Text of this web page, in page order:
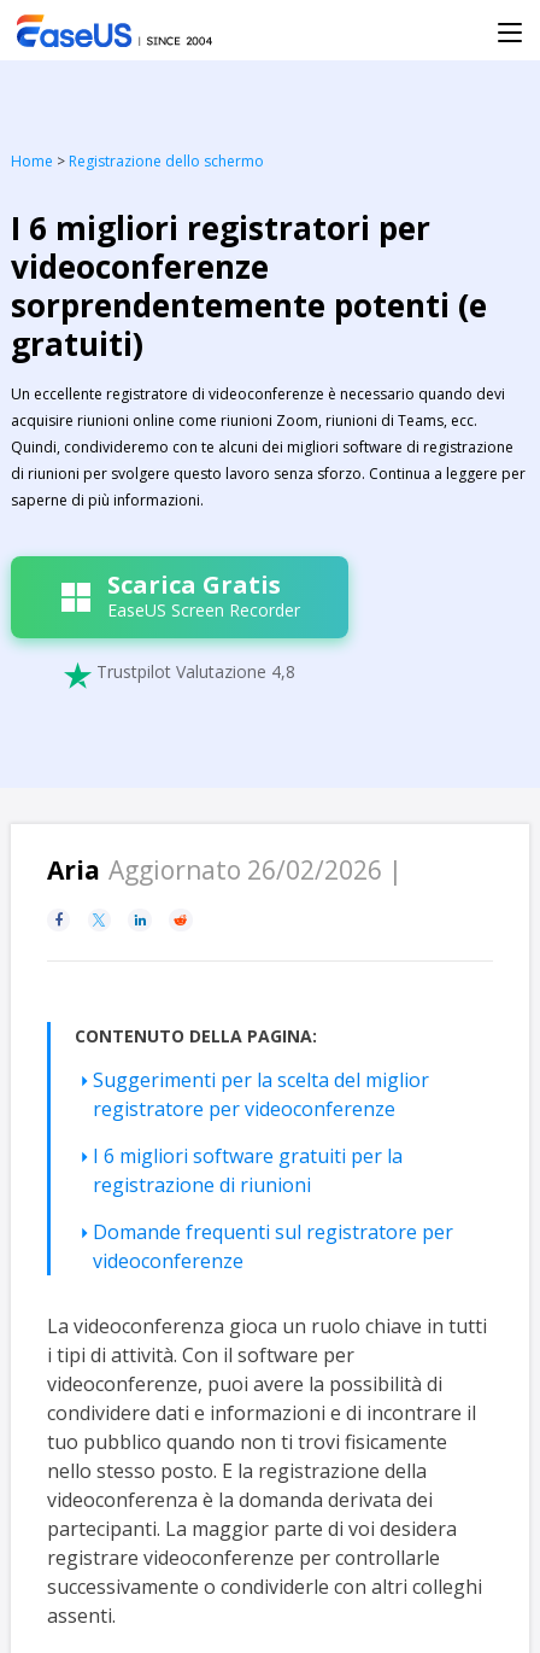
Home > Registrazione dello schermo
I 6 migliori registratori per
videoconferenze
sorprendentemente potenti (e
gratuiti)
Un eccellente registratore di videoconferenze è necessario quando devi
acquisire riunioni online come riunioni Zoom, riunioni di Teams, ecc.
Quindi, condivideremo con te alcuni dei migliori software di registrazione
di riunioni per svolgere questo lavoro senza sforzo. Continua a leggere per
saperne di più informazioni.
Scarica Gratis
EaseUS Screen Recorder
 Trustpilot Valutazione 4,8
Aria Aggiornato 26/02/2026 |
   
CONTENUTO DELLA PAGINA:
Suggerimenti per la scelta del miglior
registratore per videoconferenze
I 6 migliori software gratuiti per la
registrazione di riunioni
Domande frequenti sul registratore per
videoconferenze
La videoconferenza gioca un ruolo chiave in tutti
i tipi di attività. Con il software per
videoconferenze, puoi avere la possibilità di
condividere dati e informazioni e di incontrare il
tuo pubblico quando non ti trovi fisicamente
nello stesso posto. E la registrazione della
videoconferenza è la domanda derivata dei
partecipanti. La maggior parte di voi desidera
registrare videoconferenze per controllarle
successivamente o condividerle con altri colleghi
assenti.